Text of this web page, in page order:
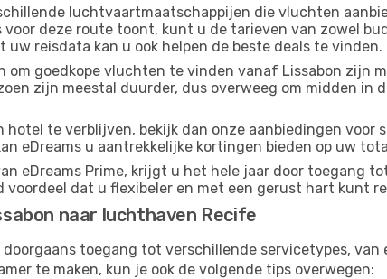
luchtvaartmaatschappijen die vluchten
voor deze route toont, kunt u de tarieven van zowel
reisdata kan u ook helpen de beste deals te vinden.
om goedkope vluchten te vinden vanaf Lissabon zijn
zijn meestal duurder, dus overweeg om midden in
hotel te verblijven, bekijk dan onze aanbiedingen voor
eDreams u aantrekkelijke kortingen bieden op uw
eDreams Prime, krijgt u het hele jaar door toegang
dat u flexibeler en met een gerust hart kunt
naar luchthaven Recife
toegang tot verschillende servicetypes, van
te maken, kun je ook de volgende tips overwegen: